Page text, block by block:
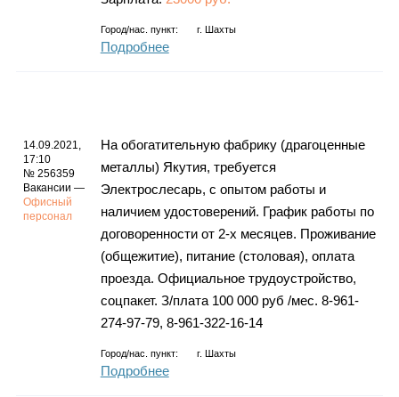
Город/нас. пункт: г. Шахты
Подробнее
14.09.2021,
17:10
№ 256359
Вакансии —
Офисный
персонал
На обогатительную фабрику (драгоценные
металлы) Якутия, требуется
Электрослесарь, с опытом работы и
наличием удостоверений. График работы по
договоренности от 2-х месяцев. Проживание
(общежитие), питание (столовая), оплата
проезда. Официальное трудоустройство,
соцпакет. З/плата 100 000 руб /мес. 8-961-
274-97-79, 8-961-322-16-14
Город/нас. пункт: г. Шахты
Подробнее